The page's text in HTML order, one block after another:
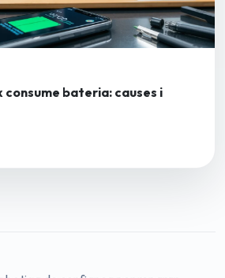
consume bateria: causes i